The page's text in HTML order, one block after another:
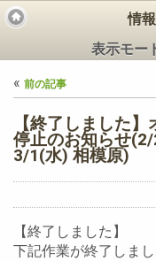
ス
情
表示モー
« 前の記事
【終了しました
停止のお知らせ
3/1(水) 相模原)
【終了しました】
下記作業が終了しま